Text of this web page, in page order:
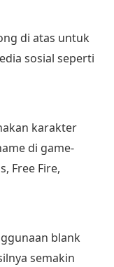
di atas untuk
sosial seperti
karakter
di game-
Free Fire,
blank
semakin